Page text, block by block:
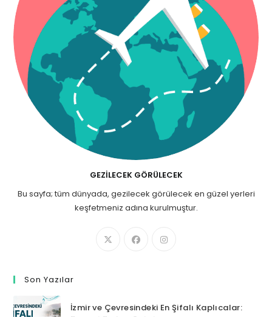
GEZILECEK GÖRÜLECEK
Bu sayfa; tüm dünyada, gezilecek görülecek en güzel yerleri
keşfetmeniz adına kurulmuştur.
Son Yazılar
İzmir ve Çevresindeki En Şifalı Kaplıcalar: